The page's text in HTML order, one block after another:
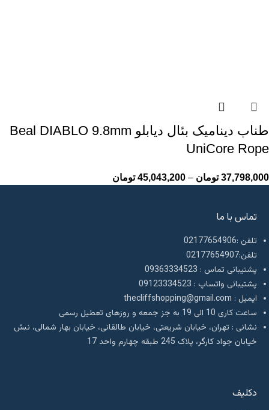
طناب دینامیک بئال دیابلو Beal DIABLO 9.8mm
UniCore Rope
37,798,000 تومان –
45,043,200 تومان
تماس با ما
تلفن :02177654906
تلفن:02177654907
پشتیبانی تماس : 09363334523
پشتیبانی واتساپ : 09123334523
ايميل : thecliffshopping@gmail.com
ساعت کاری 10 الی 19 به جز جمعه و روزهای تعطیل رسمی
نشانی : تهران، خیابان شریعتی، خیابان طالقانی، خیابان بهار شمالی، نبش
خیابان جواد کارگر، پلاک 245 طبقه چهارم واحد 17
دکلیف​